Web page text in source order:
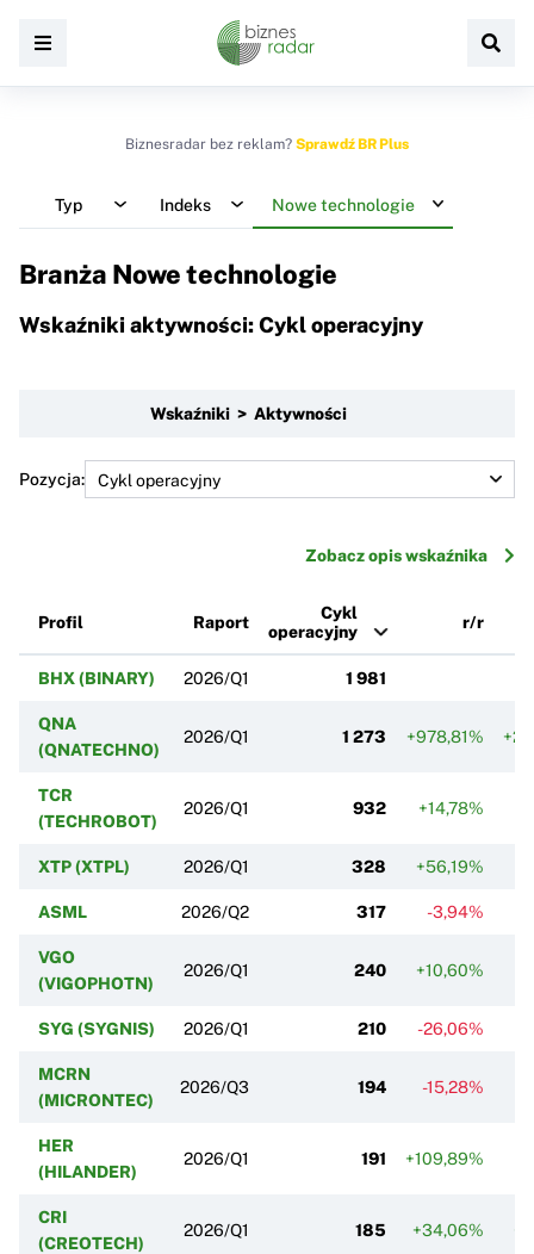
Biznesradar bez reklam? Sprawdź BR Plus
Typ Indeks Nowe technologie
Branża Nowe technologie
Wskaźniki aktywności: Cykl operacyjny
Wskaźniki > Aktywności
Pozycja:
Zobacz opis wskaźnika
Profil Raport
Cykl
operacyjny
r/r
BHX (BINARY) 2026/Q1 1 981
QNA
(QNATECHNO)
2026/Q1 1 273 +978,81%
TCR
(TECHROBOT)
2026/Q1 932 +14,78%
XTP (XTPL) 2026/Q1 328 +56,19%
ASML 2026/Q2 317 -3,94%
VGO
(VIGOPHOTN)
2026/Q1 240 +10,60%
SYG (SYGNIS) 2026/Q1 210 -26,06%
MCRN
(MICRONTEC)
2026/Q3 194 -15,28%
HER
(HILANDER)
2026/Q1 191 +109,89%
CRI
(CREOTECH)
2026/Q1 185 +34,06%